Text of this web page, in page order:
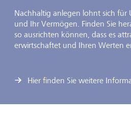
Nachhaltig anlegen lohnt sich für
und Ihr Vermögen. Finden Sie
so ausrichten können, dass es
erwirtschaftet und Ihren Werten
Hier finden Sie weitere